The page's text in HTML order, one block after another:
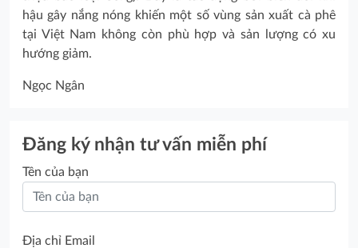
hậu gây nắng nóng khiến một số vùng sản xuất cà phê
tại Việt Nam không còn phù hợp và sản lượng có xu
hướng giảm.
Ngọc Ngân
Đăng ký nhận tư vấn miễn phí
Tên của bạn
Địa chỉ Email